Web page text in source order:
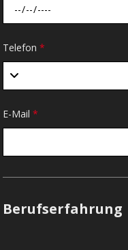
Telefon*
E-Mail*
Berufserfahrung